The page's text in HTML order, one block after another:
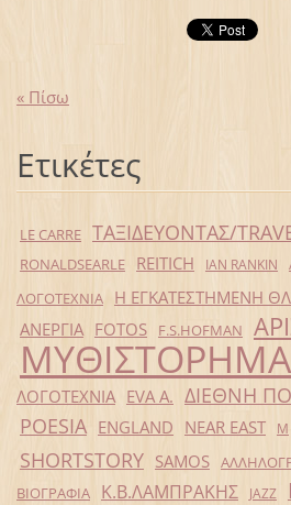
« Πίσω
Ετικέτες
LE CARRE ΤΑΞΙΔΕΥΟΝΤΑΣ/
RONALDSEARLE REITICH IAN RANKIN
ΛΟΓΟΤΕΧΝΙΑ
Η ΕΓΚΑΤΕΣΤΗΜΕΝΗ
ΑΝΕΡΓΙΑ FOTOS F.S.HOFMAN
ΜΥΘΙΣΤΟΡΗΜΑ
ΛΟΓΟΤΕΧΝΙΑ EVA Α. ΔΙΕΘΝΗ
POESIA ENGLAND NEAR EAST Μ
SHORTSTORY SAMOS
ΒΙΟΓΡΑΦΙΑ
Κ.Β.ΛΑΜΠΡΑΚΗΣ JAZZ